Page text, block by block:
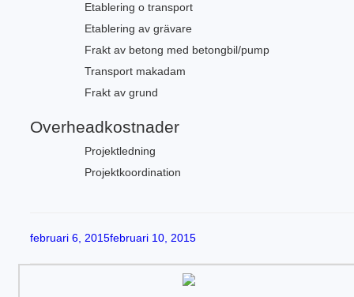
Etablering o transport
Etablering av grävare
Frakt av betong med betongbil/pump
Transport makadam
Frakt av grund
Overheadkostnader
Projektledning
Projektkoordination
Publicerat
februari 6, 2015februari 10, 2015